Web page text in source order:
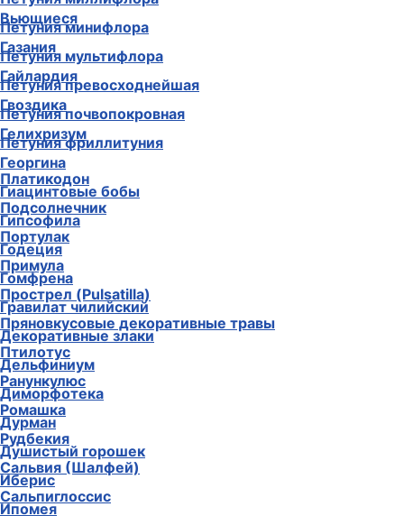
Петуния минифлора
Петуния мультифлора
Петуния превосходнейшая
Петуния почвопокровная
Петуния фриллитуния
Платикодон
Подсолнечник
Портулак
Примула
Прострел (Pulsatilla)
Пряновкусовые декоративные травы
Птилотус
Ранункулюс
Ромашка
Рудбекия
Сальвия (Шалфей)
Сальпиглоссис
Вьющиеся
Газания
Гайлардия
Гвоздика
Гелихризум
Георгина
Гиацинтовые бобы
Гипсофила
Годеция
Гомфрена
Гравилат чилийский
Декоративные злаки
Дельфиниум
Диморфотека
Дурман
Душистый горошек
Иберис
Ипомея